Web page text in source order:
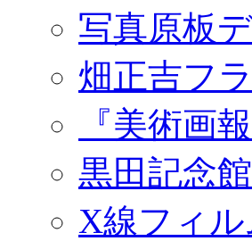
写真原板
畑正吉フ
『美術画
黒田記念
X線フィ